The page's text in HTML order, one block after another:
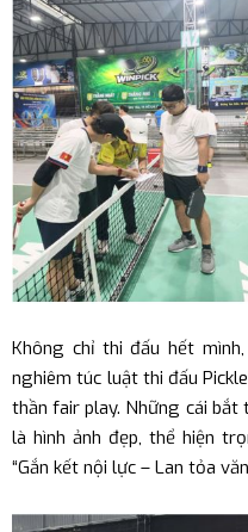
Không chỉ thi đấu hết
nghiêm túc luật thi đấu
thần fair play. Những cái bắt
là hình ảnh đẹp, thể hiện
“Gắn kết nội lực – Lan tỏa